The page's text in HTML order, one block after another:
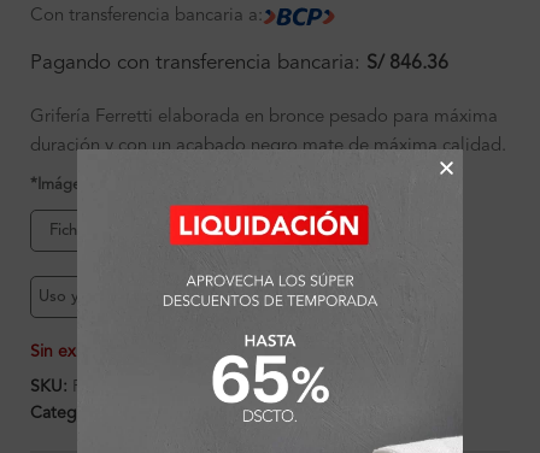
Con transferencia bancaria a:
Pagando con transferencia bancaria: S/ 846.36
Grifería Ferretti elaborada en bronce pesado para máxima
duración y con un acabado negro mate de máxima calidad.
*Imágenes referenciales
Ficha de producto Garantía Ferretti
Uso y mantenimiento
Sin existencias
SKU: FA7964
Categorías:
Baño, Baño